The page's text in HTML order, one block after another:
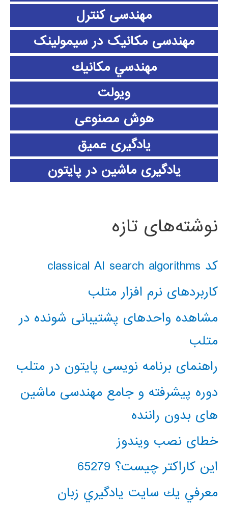
مهندسی کنترل
مهندسی مکانیک در سیمولینک
مهندسي مكانيك
ویولت
هوش مصنوعی
یادگیری عمیق
یادگیری ماشین در پایتون
نوشته‌های تازه
کد classical AI search algorithms
کاربردهای نرم افزار متلب
مشاهده واحدهای پشتیبانی شونده در
متلب
راهنمای برنامه نویسی پایتون در متلب
دوره پیشرفته و جامع مهندسی ماشین
های بدون راننده
خطای نصب ویندوز
این کاراکتر چیست؟ 65279
معرفي يك سايت يادگيري زبان